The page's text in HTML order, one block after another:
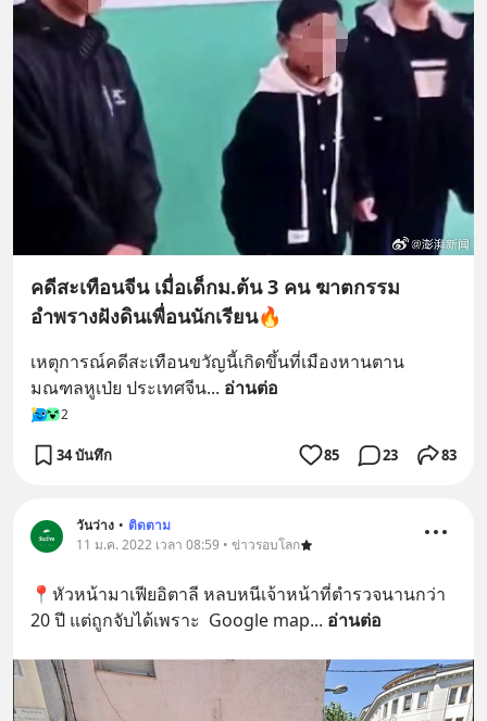
คดีสะเทือนจีน เมื่อเด็กม.ต้น 3 คน ฆาตกรรม
อำพรางฝังดินเพื่อนนักเรียน🔥
เหตุการณ์คดีสะเทือนขวัญนี้เกิดขึ้นที่เมืองหานตาน
มณฑลหูเป่ย ประเทศจีน... อ่านต่อ
2
34 บันทึก 85 23 83
วันว่าง • ติดตาม
11 ม.ค. 2022 เวลา 08:59 • ข่าวรอบโลก
📍หัวหน้ามาเฟียอิตาลี หลบหนีเจ้าหน้าที่ตำรวจนานกว่า
20 ปี แต่ถูกจับได้เพราะ  Google map... อ่านต่อ